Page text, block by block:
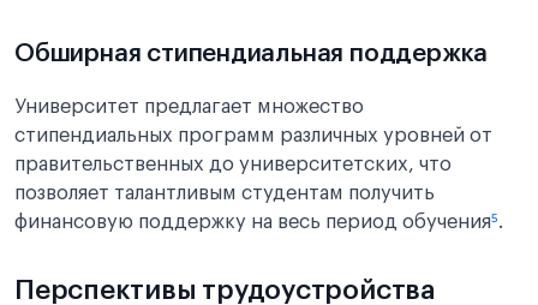
Обширная стипендиальная поддержка
Университет предлагает множество
стипендиальных программ различных уровней от
правительственных до университетских, что
позволяет талантливым студентам получить
финансовую поддержку на весь период обучения⁵.
Перспективы трудоустройства